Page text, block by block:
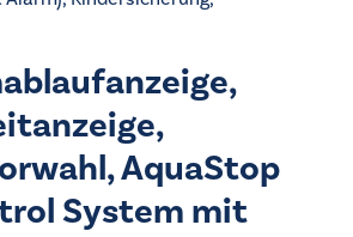
AquaStop
System mit